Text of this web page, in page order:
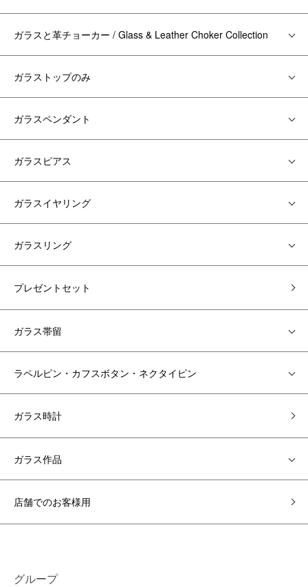
ガラスと革チョーカー / Glass & Leather Choker Collection
ガラストップのみ
ガラスペンダント
ガラスピアス
ガラスイヤリング
ガラスリング
プレゼントセット
ガラス帯留
ラペルピン・カフスボタン・ネクタイピン
ガラス時計
ガラス作品
店舗でのお客様用
グループ